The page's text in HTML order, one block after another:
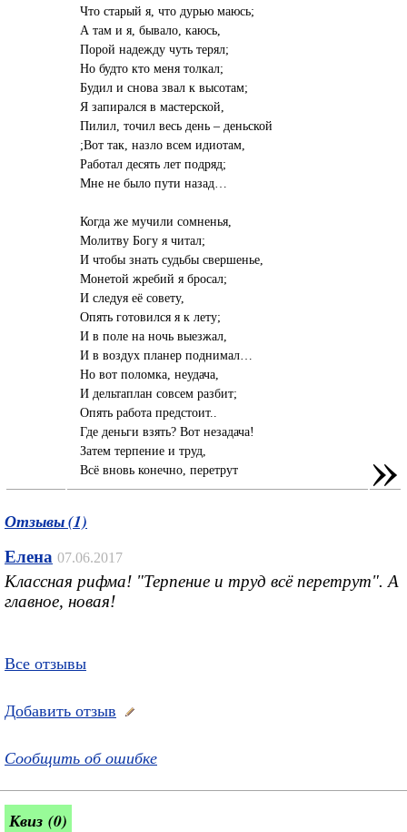
Что старый я, что дурью маюсь;
А там и я, бывало, каюсь,
Порой надежду чуть терял;
Но будто кто меня толкал;
Будил и снова звал к высотам;
Я запирался в мастерской,
Пилил, точил весь день – деньской
;Вот так, назло всем идиотам,
Работал десять лет подряд;
Мне не было пути назад…
Когда же мучили сомненья,
Молитву Богу я читал;
И чтобы знать судьбы свершенье,
Монетой жребий я бросал;
И следуя её совету,
Опять готовился я к лету;
И в поле на ночь выезжал,
И в воздух планер поднимал…
Но вот поломка, неудача,
И дельтаплан совсем разбит;
Опять работа предстоит..
Где деньги взять? Вот незадача!
Затем терпение и труд,
Всё вновь конечно, перетрут
»
Отзывы (1)
Елена 07.06.2017
Классная рифма! "Терпение и труд всё перетрут". А
главное, новая!
Все отзывы
Добавить отзыв
Сообщить об ошибке
Квиз (0)